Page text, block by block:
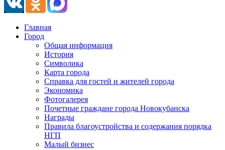
Главная
Город
Общая информация
История
Символика
Карта города
Справка для гостей и жителей города
Экономика
Фотогалерея
Почетные граждане города Новокубанска
Награды
Правила благоустройства и содержания порядка
НГП
Малый бизнес